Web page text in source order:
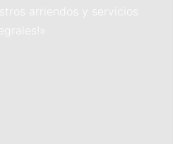
arriendos y servicios